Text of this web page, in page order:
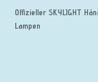
Offizieller SKYLIGHT
Lampen